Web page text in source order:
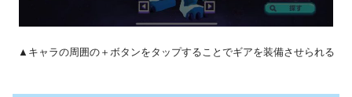
▲キャラの周囲の＋ボタンをタップすることでギアを装備させられる